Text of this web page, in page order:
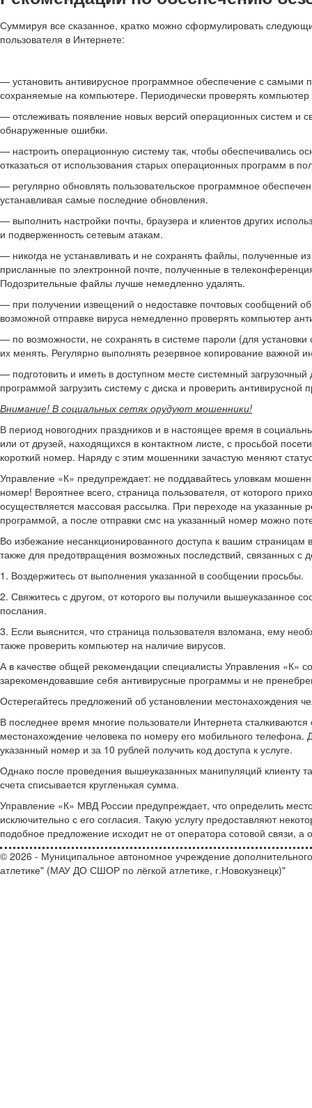
Суммируя все сказанное, кратко можно сформулировать
пользователя в Интернете:
— установить антивирусное программное обеспечение с
сохраняемые на компьютере. Периодически проверять
— отслеживать появление новых версий операционных систем и
обнаруженные ошибки.
— настроить операционную систему так, чтобы обеспечивались
отказаться от использования старых операционных программ в
— регулярно обновлять пользовательское программное
устанавливая самые последние обновления.
— выполнить настройки почты, браузера и клиентов других
и подверженность сетевым атакам.
— никогда не устанавливать и не сохранять файлы, полученные
присланные по электронной почте, полученные в
Подозрительные файлы лучше немедленно удалять.
— при получении извещений о недоставке почтовых сообщений
возможной отправке вируса немедленно проверять компьютер
— по возможности, не сохранять в системе пароли (для
их менять. Регулярно выполнять резервное копирование важной
— подготовить и иметь в доступном месте системный
программой загрузить систему с диска и проверить антивирусной
Внимание! В социальных сетях орудуют мошенники!
В период новогодних праздников и в настоящее время в
или от друзей, находящихся в контактном листе, с просьбой
короткий номер. Наряду с этим мошенники зачастую меняют
Управление «К» предупреждает: не поддавайтесь уловкам
номер! Вероятнее всего, страница пользователя, от которого
осуществляется массовая рассылка. При переходе на указанные
программой, а после отправки смс на указанный номер можно
Во избежание несанкционированного доступа к вашим
также для предотвращения возможных последствий, связанных
1. Воздержитесь от выполнения указанной в сообщении просьбы.
2. Свяжитесь с другом, от которого вы получили вышеуказанное
послания.
3. Если выяснится, что страница пользователя взломана, ему
также проверить компьютер на наличие вирусов.
А в качестве общей рекомендации специалисты Управления «К»
зарекомендовавшие себя антивирусные программы и не
Остерегайтесь предложений об установлении местонахождения
В последнее время многие пользователи Интернета
местонахождение человека по номеру его мобильного
указанный номер и за 10 рублей получить код доступа к услуге.
Однако после проведения вышеуказанных манипуляций клиенту
счета списывается кругленькая сумма.
Управление «К» МВД России предупреждает, что определить
исключительно с его согласия. Такую услугу предоставляют
подобное предложение исходит не от оператора сотовой связи,
© 2026 - Муниципальное автономное учреждение
атлетике" (МАУ ДО СШОР по лёгкой атлетике, г.Новокузнецк)"